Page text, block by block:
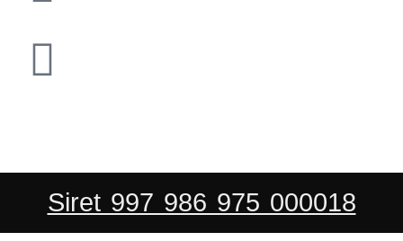
Siret 997 986 975 000018